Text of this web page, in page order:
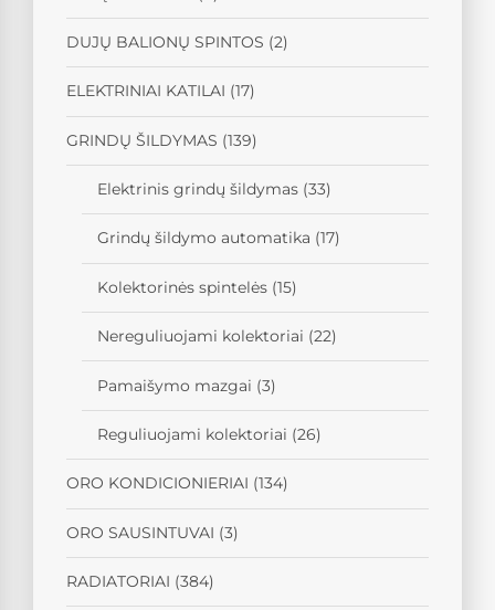
DUJŲ BALIONŲ SPINTOS (2)
ELEKTRINIAI KATILAI (17)
GRINDŲ ŠILDYMAS (139)
Elektrinis grindų šildymas (33)
Grindų šildymo automatika (17)
Kolektorinės spintelės (15)
Nereguliuojami kolektoriai (22)
Pamaišymo mazgai (3)
Reguliuojami kolektoriai (26)
ORO KONDICIONIERIAI (134)
ORO SAUSINTUVAI (3)
RADIATORIAI (384)